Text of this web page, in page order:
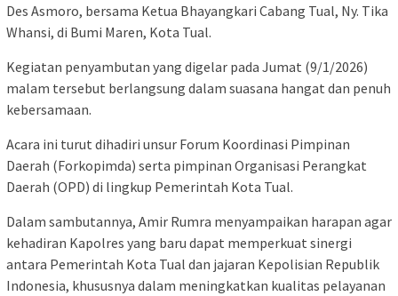
Des Asmoro, bersama Ketua Bhayangkari Cabang Tual, Ny. Tika
Whansi, di Bumi Maren, Kota Tual.
Kegiatan penyambutan yang digelar pada Jumat (9/1/2026)
malam tersebut berlangsung dalam suasana hangat dan penuh
kebersamaan.
Acara ini turut dihadiri unsur Forum Koordinasi Pimpinan
Daerah (Forkopimda) serta pimpinan Organisasi Perangkat
Daerah (OPD) di lingkup Pemerintah Kota Tual.
Dalam sambutannya, Amir Rumra menyampaikan harapan agar
kehadiran Kapolres yang baru dapat memperkuat sinergi
antara Pemerintah Kota Tual dan jajaran Kepolisian Republik
Indonesia, khususnya dalam meningkatkan kualitas pelayanan